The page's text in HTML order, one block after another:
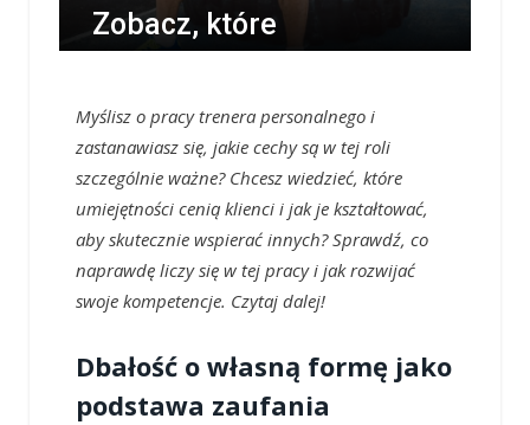
Zobacz, które
odnieść sukces w tej roli!
0 COMMENTS
Myślisz o pracy trenera personalnego i
zastanawiasz się, jakie cechy są w tej roli
szczególnie ważne? Chcesz wiedzieć, które
umiejętności cenią klienci i jak je kształtować,
aby skutecznie wspierać innych? Sprawdź, co
naprawdę liczy się w tej pracy i jak rozwijać
swoje kompetencje. Czytaj dalej!
Dbałość o własną formę jako
podstawa zaufania